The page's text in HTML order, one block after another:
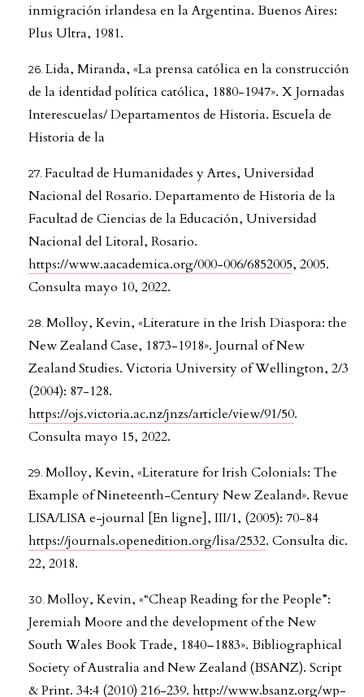
inmigración irlandesa en la Argentina. Buenos Aires:
Plus Ultra, 1981.
Lida, Miranda, «La prensa católica en la construcción
de la identidad política católica, 1880-1947». X Jornadas
Interescuelas/ Departamentos de Historia. Escuela de
Historia de la
Facultad de Humanidades y Artes, Universidad
Nacional del Rosario. Departamento de Historia de la
Facultad de Ciencias de la Educación, Universidad
Nacional del Litoral, Rosario.
https://www.aacademica.org/000-006/6852005, 2005.
Consulta mayo 10, 2022.
Molloy, Kevin, «Literature in the Irish Diaspora: the
New Zealand Case, 1873-1918». Journal of New
Zealand Studies. Victoria University of Wellington, 2/3
(2004): 87-128.
https://ojs.victoria.ac.nz/jnzs/article/view/91/50.
Consulta mayo 15, 2022.
Molloy, Kevin, «Literature for Irish Colonials: The
Example of Nineteenth-Century New Zealand». Revue
LISA/LISA e-journal [En ligne], III/1, (2005): 70-84
https://journals.openedition.org/lisa/2532. Consulta dic.
22, 2018.
Molloy, Kevin, «“Cheap Reading for the People”:
Jeremiah Moore and the development of the New
South Wales Book Trade, 1840–1883». Bibliographical
Society of Australia and New Zealand (BSANZ). Script
& Print. 34:4 (2010) 216-239. http://www.bsanz.org/wp-